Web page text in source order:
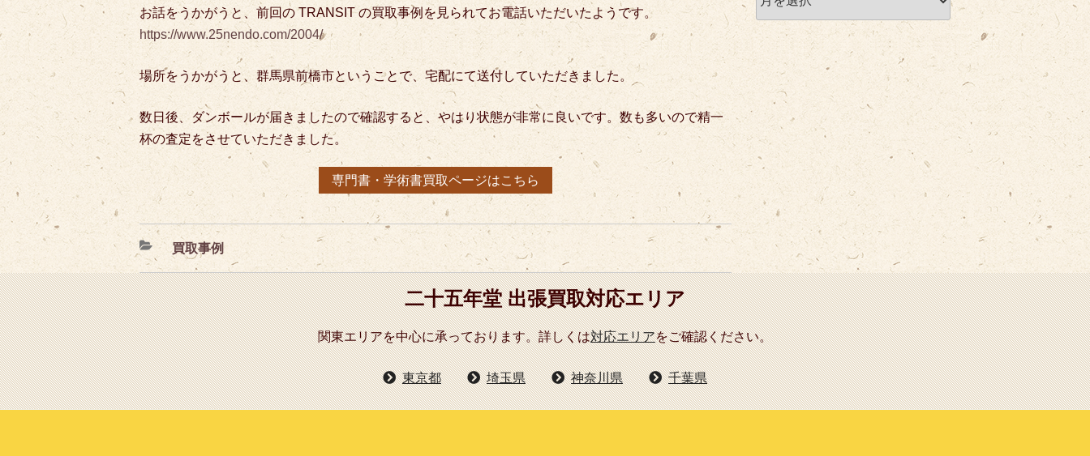
お話をうかがうと、前回の TRANSIT の買取事例を見られてお電話いただいたようです。
https://www.25nendo.com/2004/
場所をうかがうと、群馬県前橋市ということで、宅配にて送付していただきました。
数日後、ダンボールが届きましたので確認すると、やはり状態が非常に良いです。数も多いので精一
杯の査定をさせていただきました。
専門書・学術書買取ページはこちら
カ
テ
ゴ
リ
ー
買取事例
ー
カ
イ
ブ
二十五年堂 出張買取対応エリア
関東エリアを中心に承っております。詳しくは対応エリアをご確認ください。
東京都 埼玉県 神奈川県 千葉県